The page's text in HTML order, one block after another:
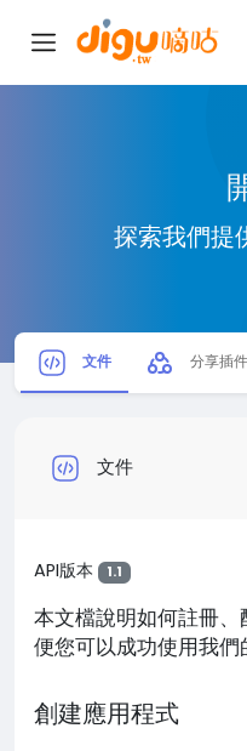
探索我們提
文件 分享插件
文件
API版本 1.1
本文檔說明如何註冊
便您可以成功使用我們
創建應用程式